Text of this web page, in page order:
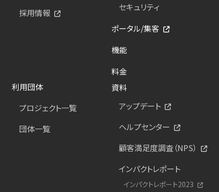
採用情報
セキュリティ
ポータル/集客
機能
料金
利用団体
プロジェクト一覧
団体一覧
資料
アップデート
ヘルプセンター
顧客満足度調査（NPS）
インパクトレポート
インパクトレポート2023